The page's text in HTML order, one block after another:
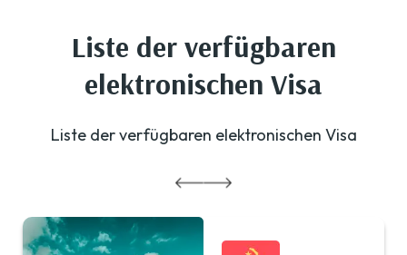
Liste der verfügbaren
elektronischen Visa
Liste der verfügbaren elektronischen Visa